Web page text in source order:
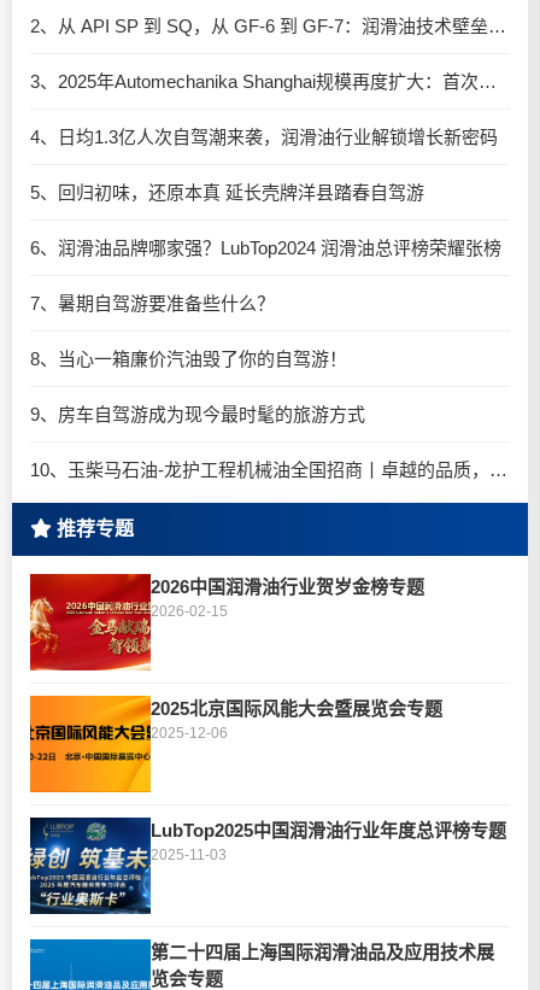
2、从 API SP 到 SQ，从 GF-6 到 GF-7：润滑油技术壁垒再升高，你准备好了吗？
3、2025年Automechanika Shanghai规模再度扩大：首次启用国家会展中心（上海）全部15个展馆
4、日均1.3亿人次自驾潮来袭，润滑油行业解锁增长新密码​
5、回归初味，还原本真 延长壳牌洋县踏春自驾游
6、润滑油品牌哪家强？LubTop2024 润滑油总评榜荣耀张榜
7、暑期自驾游要准备些什么？
8、当心一箱廉价汽油毁了你的自驾游！
9、房车自驾游成为现今最时髦的旅游方式
10、玉柴马石油-龙护工程机械油全国招商丨卓越的品质，专业的品牌！
推荐专题
2026中国润滑油行业贺岁金榜专题
2026-02-15
2025北京国际风能大会暨展览会专题
2025-12-06
LubTop2025中国润滑油行业年度总评榜专题
2025-11-03
第二十四届上海国际润滑油品及应用技术展
览会专题